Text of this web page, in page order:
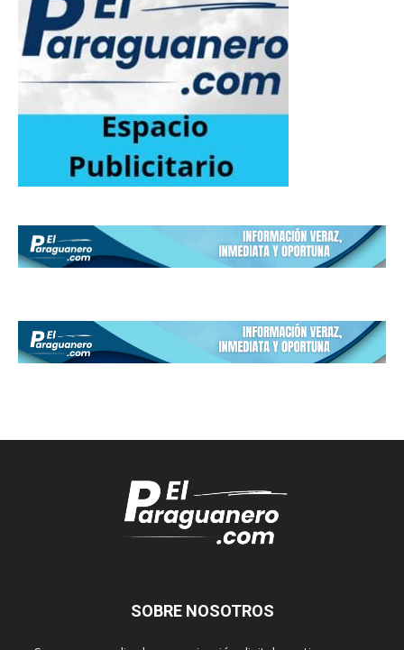
SOBRE NOSOTROS